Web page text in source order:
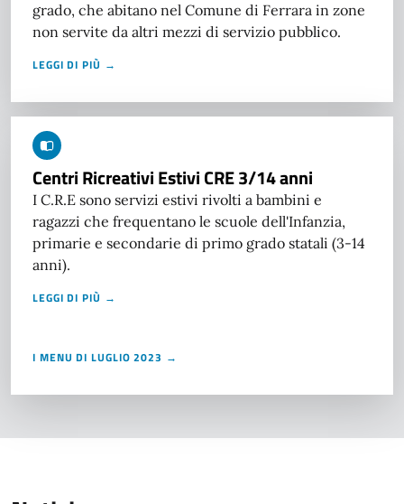
grado, che abitano nel Comune di Ferrara in zone
non servite da altri mezzi di servizio pubblico.
LEGGI DI PIÙ →
Centri Ricreativi Estivi CRE 3/14 anni
I C.R.E sono servizi estivi rivolti a bambini e
ragazzi che frequentano le scuole dell'Infanzia,
primarie e secondarie di primo grado statali (3-14
anni).
LEGGI DI PIÙ →
I MENU DI LUGLIO 2023 →